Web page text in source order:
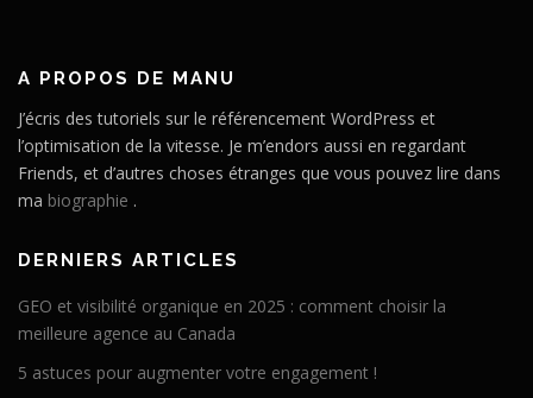
A PROPOS DE MANU
J’écris des tutoriels sur le référencement WordPress et
l’optimisation de la vitesse. Je m’endors aussi en regardant
Friends, et d’autres choses étranges que vous pouvez lire dans
ma biographie .
DERNIERS ARTICLES
GEO et visibilité organique en 2025 : comment choisir la
meilleure agence au Canada
5 astuces pour augmenter votre engagement !